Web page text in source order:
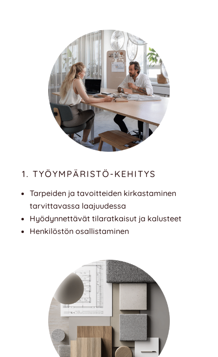
1. TYÖYMPÄRISTÖ-KEHITYS
Tarpeiden ja tavoitteiden kirkastaminen
tarvittavassa laajuudessa
Hyödynnettävät tilaratkaisut ja kalusteet
Henkilöstön osallistaminen